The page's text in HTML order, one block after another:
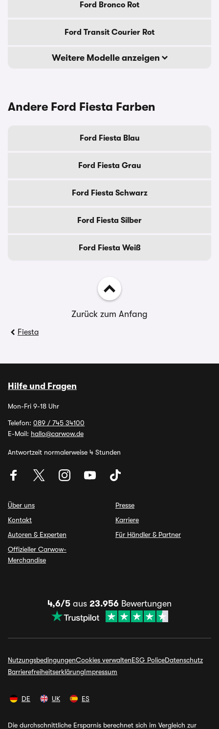
Ford Bronco Rot
Ford Transit Courier Rot
Weitere Modelle anzeigen
Andere Ford Fiesta Farben
Ford Fiesta Blau
Ford Fiesta Grau
Ford Fiesta Schwarz
Ford Fiesta Silber
Ford Fiesta Weiß
Zurück zum Anfang
Fiesta
Hilfe und Fragen
Mon-Fri 9-18 Uhr
Telefon: 089 / 745 34100
E-Mail: hallo@carwow.de
Antwortzeit normalerweise 4 Stunden
Über uns
Kontakt
Autoren & Experten
Offizieller Carwow-
Merchandise
Presse
Karriere
Für Händler & Partner
4,6/5 aus 23.956 Bewertungen
NutzungsbedingungenCookies verwaltenESG PoliceDatenschutz
BarrierefreiheitserklärungImpressum
DE UK ES
Die durchschnittliche Ersparnis berechnet sich im Vergleich zur